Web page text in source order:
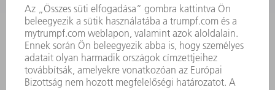
ÜZLETI JELENTÉS
A VÁLLALAT ALAPELVEI
COMPLIANCE
BEJELENTŐ RENDSZER
BIZTONSÁG
SAJTÓKÖZLEMÉNYEK
MAGAZIN